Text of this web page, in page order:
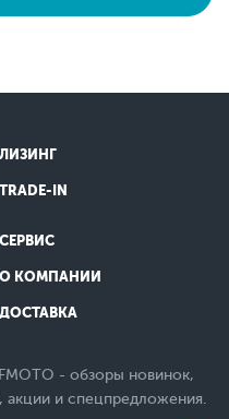
ЛИЗИНГ
TRADE-IN
СЕРВИС
О КОМПАНИИ
ДОСТАВКА
- обзоры новинок,
и спецпредложения.